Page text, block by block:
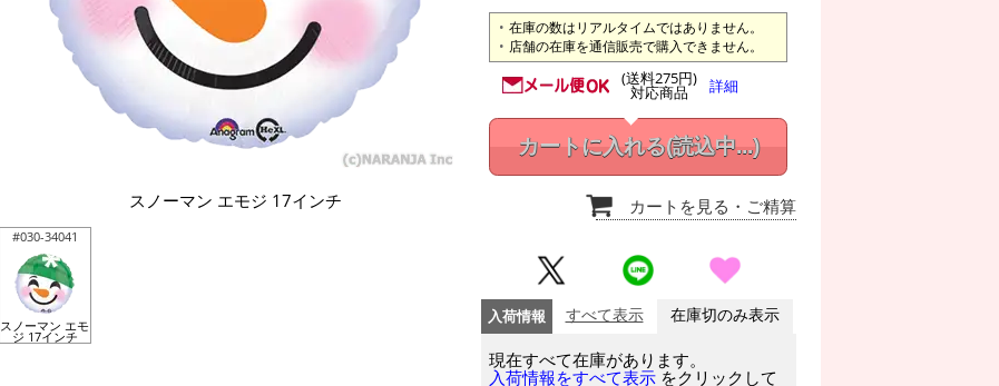
スノーマン エモジ 17インチ
#030-34041
スノーマン エモ
ジ 17インチ
在庫の数はリアルタイムではありません。
店舗の在庫を通信販売で購入できません。
(送料275円)
対応商品 詳細
カートに入れる(読込中...)
カートを見る ・ご精算
入荷情報 すべて表示 在庫切のみ表示
現在すべて在庫があります。
入荷情報をすべて表示 をクリックして